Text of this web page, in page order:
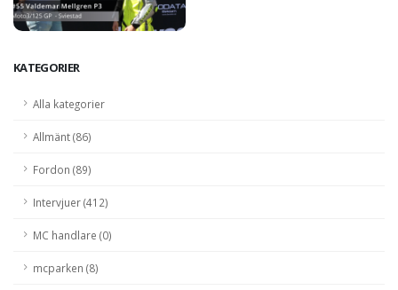
KATEGORIER
Alla kategorier
Allmänt (86)
Fordon (89)
Intervjuer (412)
MC handlare (0)
mcparken (8)